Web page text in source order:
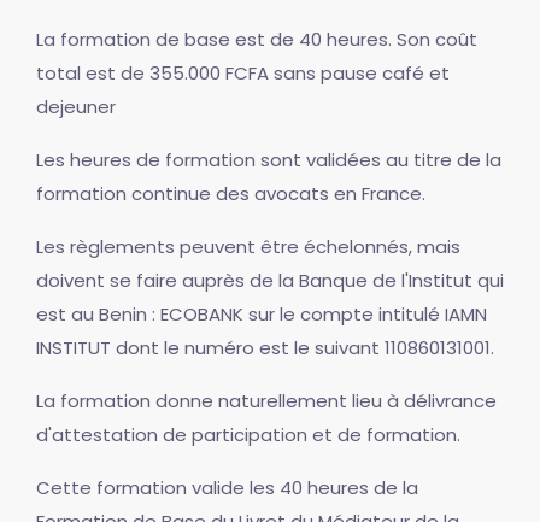
La formation de base est de 40 heures. Son coût
total est de 355.000 FCFA sans pause café et
dejeuner
Les heures de formation sont validées au titre de la
formation continue des avocats en France.
Les règlements peuvent être échelonnés, mais
doivent se faire auprès de la Banque de l'Institut qui
est au Benin : ECOBANK sur le compte intitulé IAMN
INSTITUT dont le numéro est le suivant 110860131001.
La formation donne naturellement lieu à délivrance
d'attestation de participation et de formation.
Cette formation valide les 40 heures de la